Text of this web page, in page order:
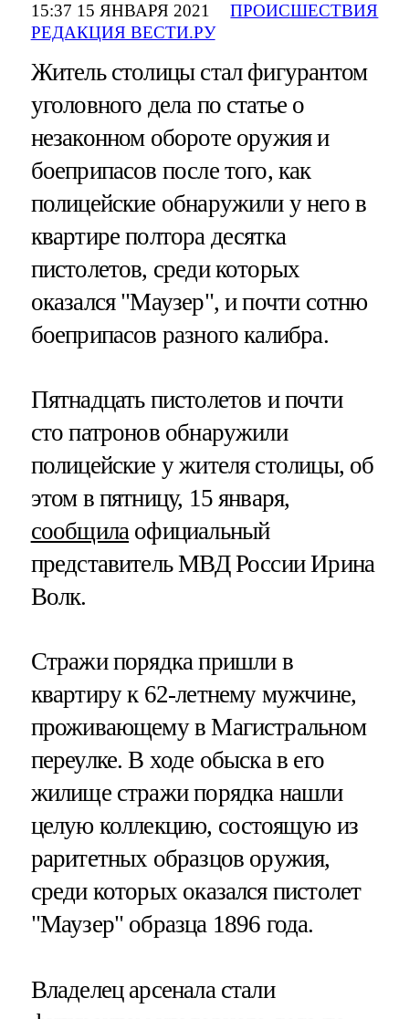
15:37 15 ЯНВАРЯ 2021
РЕДАКЦИЯ ВЕСТИ.РУ
ПРОИСШЕСТВИЯ
Житель столицы стал фигурантом
уголовного дела по статье о
незаконном обороте оружия и
боеприпасов после того, как
полицейские обнаружили у него в
квартире полтора десятка
пистолетов, среди которых
оказался "Маузер", и почти сотню
боеприпасов разного калибра.
Пятнадцать пистолетов и почти
сто патронов обнаружили
полицейские у жителя столицы, об
этом в пятницу, 15 января,
сообщилаофициальный
представитель МВД России Ирина
Волк.
Стражи порядка пришли в
квартиру к 62-летнему мужчине,
проживающему в Магистральном
переулке. В ходе обыска в его
жилище стражи порядка нашли
целую коллекцию, состоящую из
раритетных образцов оружия,
среди которых оказался пистолет
"Маузер" образца 1896 года.
Владелец арсенала стали